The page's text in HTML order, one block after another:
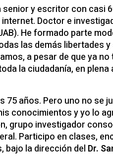
senior y escritor con casi
Doctor e
He formado parte
las demás libertades
a pesar de que ya
la ciudadanía, en
años. Pero uno no se
conocimientos y yo lo
grupo investigador
Participo en clases,
bajo la dirección del Dr.